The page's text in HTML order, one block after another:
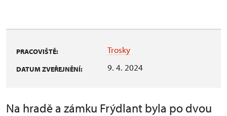
PRACOVIŠTĚ: Trosky
DATUM ZVEŘEJNĚNÍ: 9. 4. 2024
Na hradě a zámku Frýdlant byla po dvou